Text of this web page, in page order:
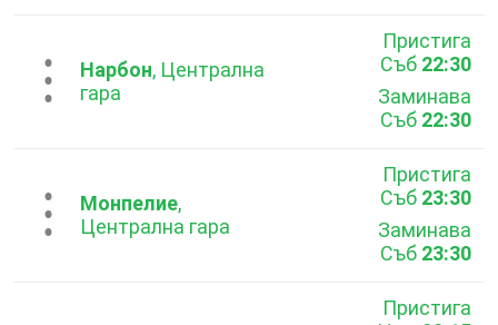
...Нарбон, Централна
гара
Пристига
Съб 22:30
Заминава
Съб 22:30
...Монпелие,
Централна гара
Пристига
Съб 23:30
Заминава
Съб 23:30
Пристига